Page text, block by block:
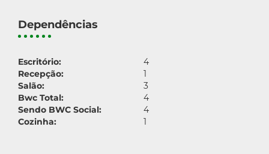
Dependências
Escritório:
4
Recepção:
1
Salão:
3
Bwc Total:
4
Sendo BWC Social:
4
Cozinha:
1